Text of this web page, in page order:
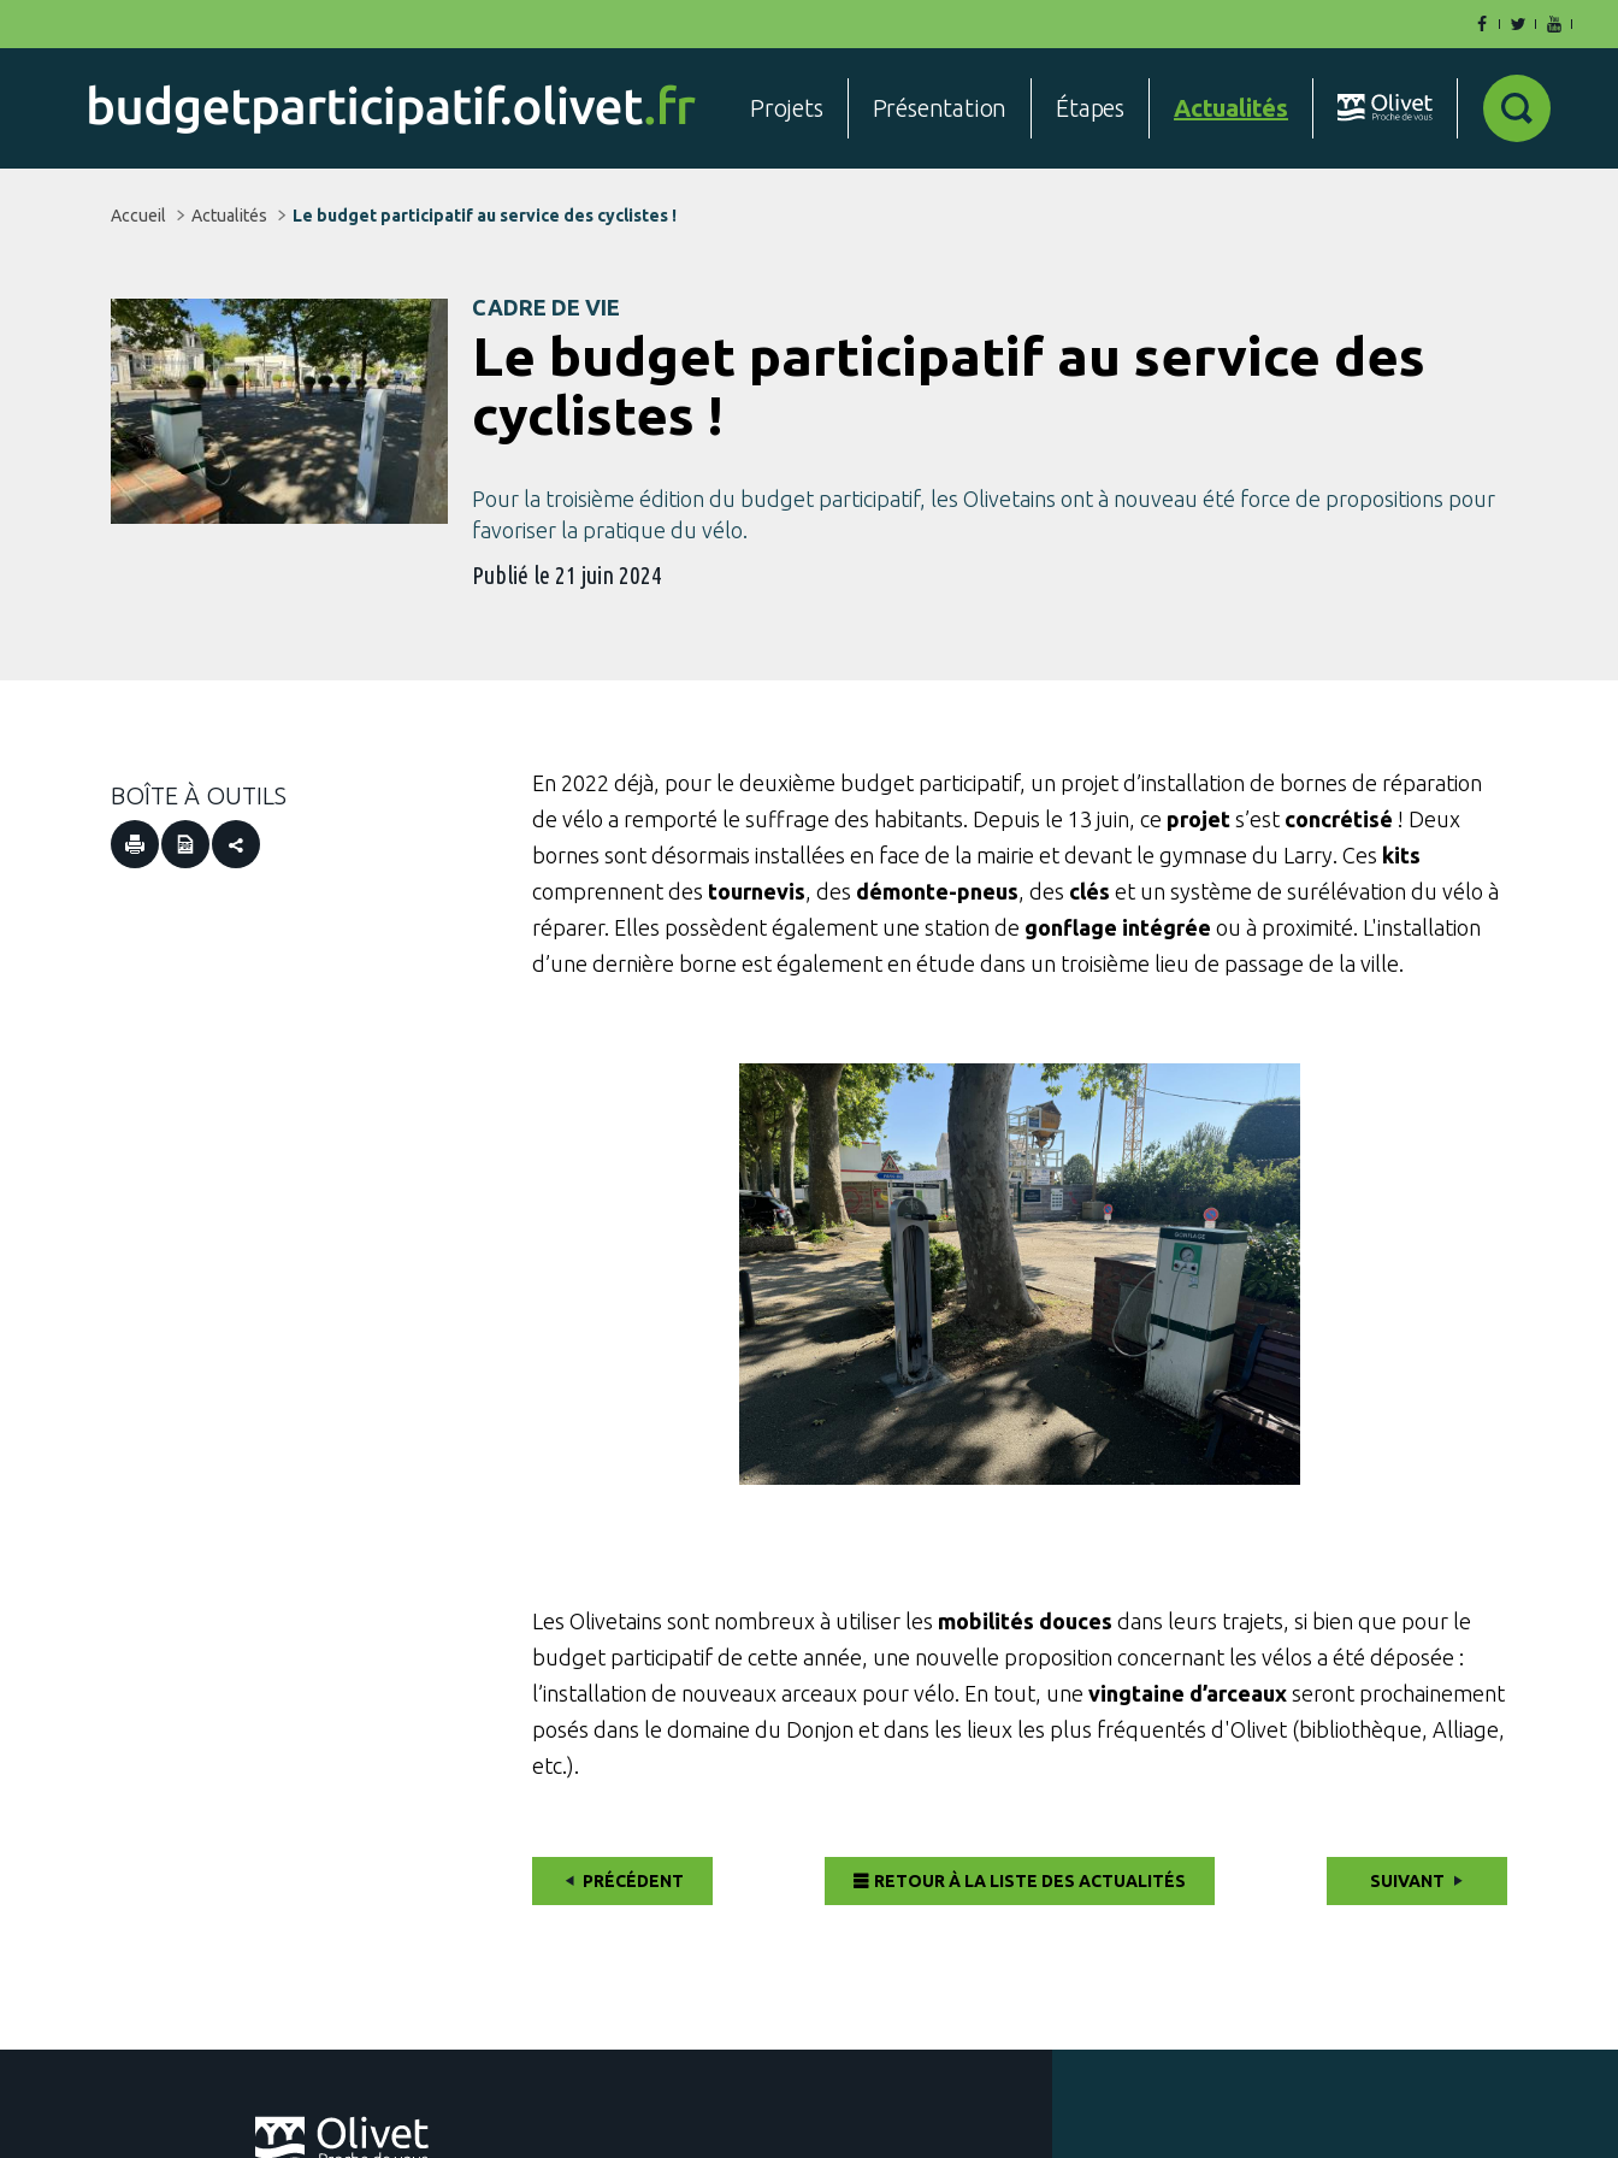
Projets Présentation Étapes Actualités
Accueil Actualités Le budget participatif au service des cyclistes !
CADRE DE VIE
Le budget participatif au service des
cyclistes !
Pour la troisième édition du budget participatif, les Olivetains ont à nouveau été force de propositions pour
favoriser la pratique du vélo.
Publié le 21 juin 2024
BOÎTE À OUTILS
En 2022 déjà, pour le deuxième budget participatif, un projet d’installation de bornes de réparation
de vélo a remporté le suffrage des habitants. Depuis le 13 juin, ce projet s’est concrétisé ! Deux
bornes sont désormais installées en face de la mairie et devant le gymnase du Larry. Ces kits
comprennent des tournevis, des démonte-pneus, des clés et un système de surélévation du vélo à
réparer. Elles possèdent également une station de gonflage intégrée ou à proximité. L'installation
d’une dernière borne est également en étude dans un troisième lieu de passage de la ville.
Les Olivetains sont nombreux à utiliser les mobilités douces dans leurs trajets, si bien que pour le
budget participatif de cette année, une nouvelle proposition concernant les vélos a été déposée :
l’installation de nouveaux arceaux pour vélo. En tout, une vingtaine d’arceaux seront prochainement
posés dans le domaine du Donjon et dans les lieux les plus fréquentés d'Olivet (bibliothèque, Alliage,
etc.).
PRÉCÉDENT RETOUR À LA LISTE DES ACTUALITÉS SUIVANT